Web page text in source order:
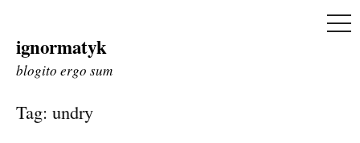
Skip
to
ignormatyk
blogito ergo sum
Tag: undry